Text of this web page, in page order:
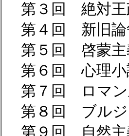
第３回 絶対王
第４回 新旧論
第５回 啓蒙主
第６回 心理小
第７回 ロマン
第８回 ブルジ
第９回 自然主